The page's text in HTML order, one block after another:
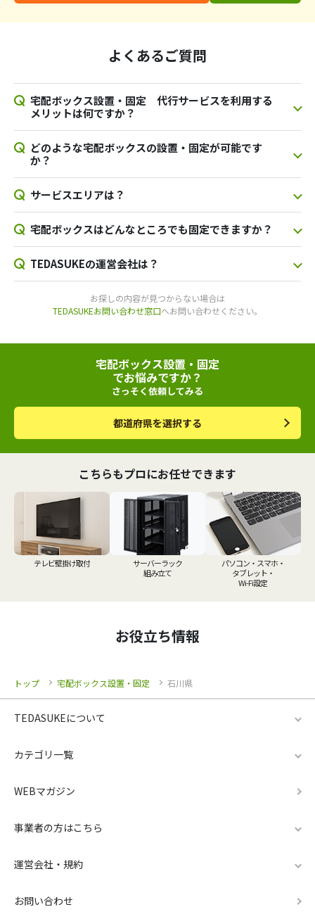
よくあるご質問
宅配ボックス設置・固定 代行サービスを利用する
メリットは何ですか？
どのような宅配ボックスの設置・固定が可能です
か？
サービスエリアは？
宅配ボックスはどんなところでも固定できますか？
TEDASUKEの運営会社は？
お探しの内容が見つからない場合は
TEDASUKEお問い合わせ窓口へお問い合わせください。
宅配ボックス設置・固定
でお悩みですか？
さっそく依頼してみる
都道府県を選択する
こちらもプロにお任せできます
テレビ壁掛け取付
サーバーラック
組み立て
パソコン・スマホ・
タブレット・
Wi-Fi設定
お役立ち情報
トップ 宅配ボックス設置・固定 石川県
TEDASUKEについて
カテゴリ一覧
WEBマガジン
事業者の方はこちら
運営会社・規約
お問い合わせ